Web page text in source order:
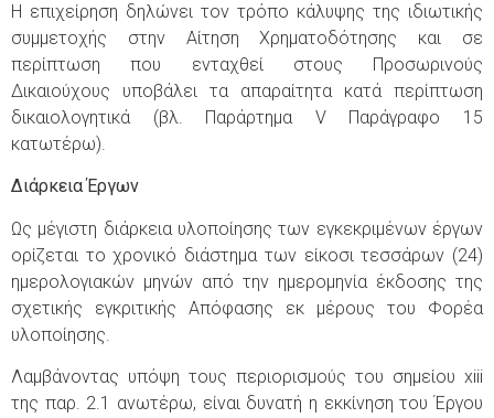
Η επιχείρηση δηλώνει τον τρόπο κάλυψης της ιδιωτικής
συμμετοχής στην Αίτηση Χρηματοδότησης και σε
περίπτωση που ενταχθεί στους Προσωρινούς
Δικαιούχους υποβάλει τα απαραίτητα κατά περίπτωση
δικαιολογητικά (βλ. Παράρτημα V Παράγραφο 15
κατωτέρω).
Διάρκεια Έργων
Ως μέγιστη διάρκεια υλοποίησης των εγκεκριμένων έργων
ορίζεται το χρονικό διάστημα των είκοσι τεσσάρων (24)
ημερολογιακών μηνών από την ημερομηνία έκδοσης της
σχετικής εγκριτικής Απόφασης εκ μέρους του Φορέα
υλοποίησης.
Λαμβάνοντας υπόψη τους περιορισμούς του σημείου xiii
της παρ. 2.1 ανωτέρω, είναι δυνατή η εκκίνηση του Έργου